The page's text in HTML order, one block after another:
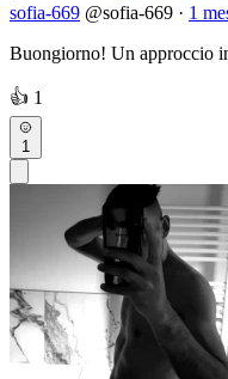
sofia-669 @sofia-669 · 1
Buongiorno! Un approccio
👍 1
1